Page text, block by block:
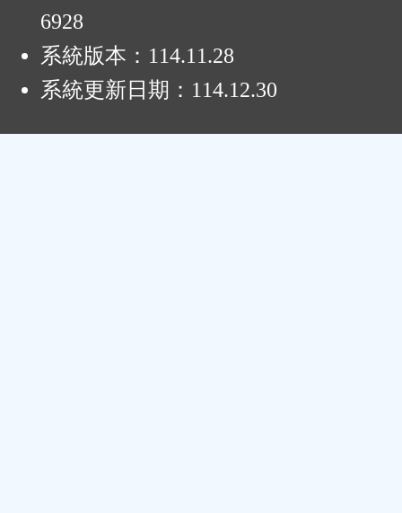
6928
系統版本： 114.11.28
系統更新日期： 114.12.30